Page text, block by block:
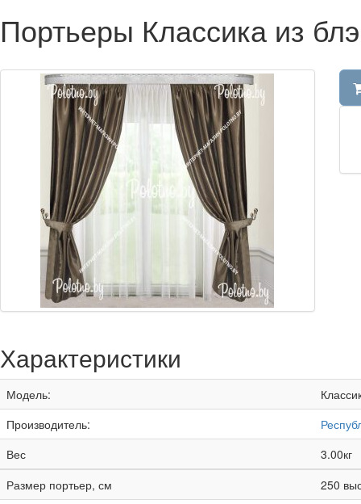
Портьеры Классика из
Характеристики
Модель:
Производитель:
Вес
3.00кг
Размер портьер, см
250